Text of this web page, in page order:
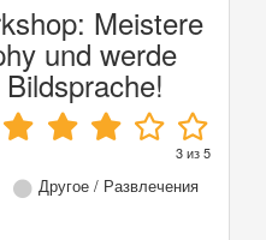
Meistere
und werde
3из5
Другое / Развлечения